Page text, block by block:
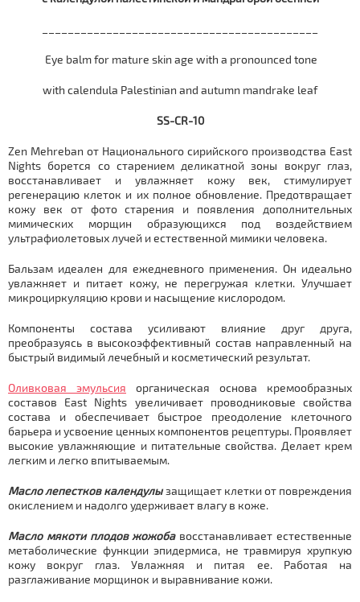
Eye balm for mature skin age with a pronounced tone
with calendula Palestinian and autumn mandrake leaf
SS-CR-10
Zen Mehreban от Национального сирийского производства East
Nights борется со старением деликатной зоны вокруг глаз,
восстанавливает и увлажняет кожу век, стимулирует
регенерацию клеток и их полное обновление. Предотвращает
кожу век от фото старения и появления дополнительных
мимических морщин образующихся под воздействием
ультрафиолетовых лучей и естественной мимики человека.
Бальзам идеален для ежедневного применения. Он идеально
увлажняет и питает кожу, не перегружая клетки. Улучшает
микроциркуляцию крови и насыщение кислородом.
Компоненты состава усиливают влияние друг друга,
преобразуясь в высокоэффективный состав направленный на
быстрый видимый лечебный и косметический результат.
Оливковая эмульсия органическая основа кремообразных
составов East Nights увеличивает проводниковые свойства
состава и обеспечивает быстрое преодоление клеточного
барьера и усвоение ценных компонентов рецептуры. Проявляет
высокие увлажняющие и питательные свойства. Делает крем
легким и легко впитываемым.
Масло лепестков календулызащищает клетки от повреждения
окислением и надолго удерживает влагу в коже.
Масло мякоти плодов жожобавосстанавливает естественные
метаболические функции эпидермиса, не травмируя хрупкую
кожу вокруг глаз. Увлажняя и питая ее. Работая на
разглаживание морщинок и выравнивание кожи.